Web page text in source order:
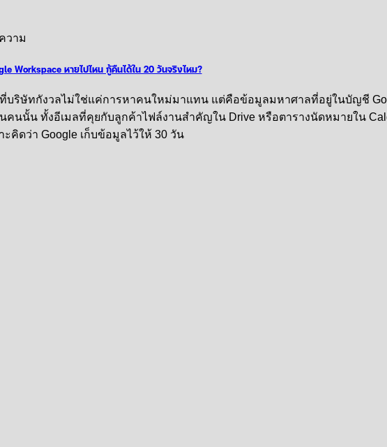
วาม
Workspace หายไปไหน กู้คืนได้ใน 20 วันจริงไหม?
บริษัทกังวลไม่ใช่แค่การหาคนใหม่มาแทน แต่คือข้อมูลมหาศาลที่อยู่ในบัญชี
คนนั้น ทั้งอีเมลที่คุยกับลูกค้าไฟล์งานสำคัญใน Drive หรือตารางนัดหมายใน
คิดว่า Google เก็บข้อมูลไว้ให้ 30 วัน